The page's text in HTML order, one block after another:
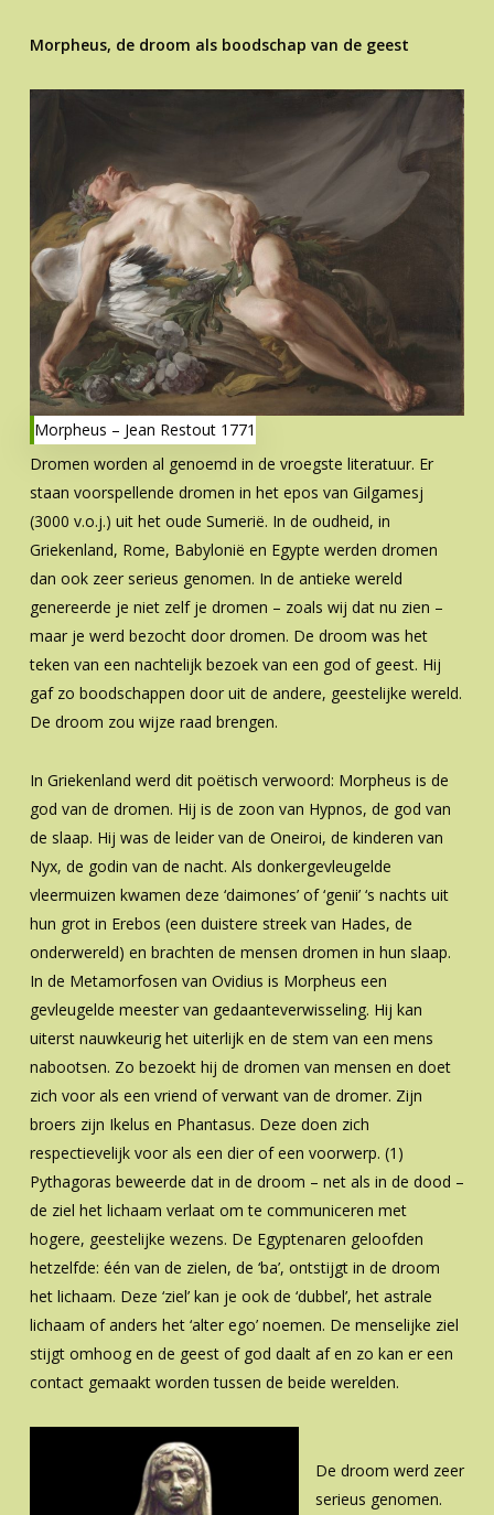
Morpheus, de droom als boodschap van de geest
Morpheus – Jean Restout 1771
Dromen worden al genoemd in de vroegste literatuur. Er
staan voorspellende dromen in het epos van Gilgamesj
(3000 v.o.j.) uit het oude Sumerië. In de oudheid, in
Griekenland, Rome, Babylonië en Egypte werden dromen
dan ook zeer serieus genomen. In de antieke wereld
genereerde je niet zelf je dromen – zoals wij dat nu zien –
maar je werd bezocht door dromen. De droom was het
teken van een nachtelijk bezoek van een god of geest. Hij
gaf zo boodschappen door uit de andere, geestelijke wereld.
De droom zou wijze raad brengen.
In Griekenland werd dit poëtisch verwoord: Morpheus is de
god van de dromen. Hij is de zoon van Hypnos, de god van
de slaap. Hij was de leider van de Oneiroi, de kinderen van
Nyx, de godin van de nacht. Als donkergevleugelde
vleermuizen kwamen deze ‘daimones’ of ‘genii’ ‘s nachts uit
hun grot in Erebos (een duistere streek van Hades, de
onderwereld) en brachten de mensen dromen in hun slaap.
In de Metamorfosen van Ovidius is Morpheus een
gevleugelde meester van gedaanteverwisseling. Hij kan
uiterst nauwkeurig het uiterlijk en de stem van een mens
nabootsen. Zo bezoekt hij de dromen van mensen en doet
zich voor als een vriend of verwant van de dromer. Zijn
broers zijn Ikelus en Phantasus. Deze doen zich
respectievelijk voor als een dier of een voorwerp. (1)
Pythagoras beweerde dat in de droom – net als in de dood –
de ziel het lichaam verlaat om te communiceren met
hogere, geestelijke wezens. De Egyptenaren geloofden
hetzelfde: één van de zielen, de ‘ba’, ontstijgt in de droom
het lichaam. Deze ‘ziel’ kan je ook de ‘dubbel’, het astrale
lichaam of anders het ‘alter ego’ noemen. De menselijke ziel
stijgt omhoog en de geest of god daalt af en zo kan er een
contact gemaakt worden tussen de beide werelden.
De droom werd zeer
serieus genomen.